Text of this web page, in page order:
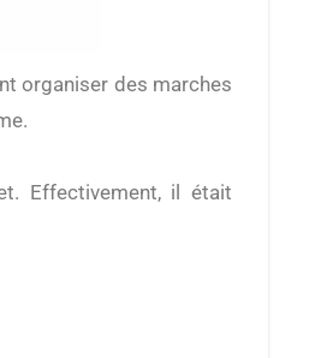
Effectivement, il était